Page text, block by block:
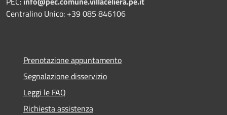
Centralino Unico: +39 085 846106
Prenotazione appuntamento
Segnalazione disservizio
Leggi le FAQ
Richiesta assistenza